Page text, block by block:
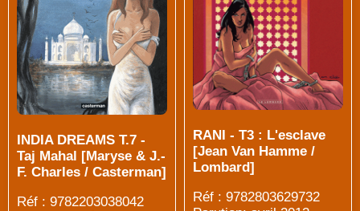
INDIA DREAMS T.7 -
Taj Mahal [Maryse & J.-
F. Charles / Casterman]
Réf : 9782203038042
RANI - T3 : L'esclave
[Jean Van Hamme /
Lombard]
Réf : 9782803629732